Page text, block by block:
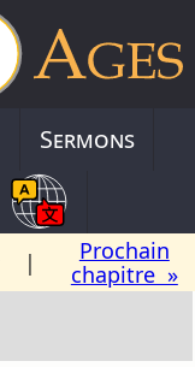
Sermons
|
Prochain
chapitre »